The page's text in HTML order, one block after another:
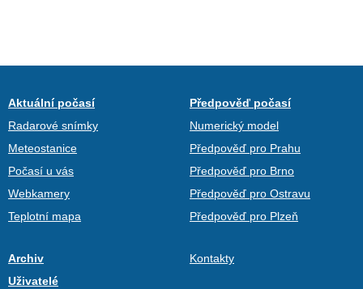
Aktuální počasí
Radarové snímky
Meteostanice
Počasí u vás
Webkamery
Teplotní mapa
Předpověď počasí
Numerický model
Předpověď pro Prahu
Předpověď pro Brno
Předpověď pro Ostravu
Předpověď pro Plzeň
Archiv
Uživatelé
Kontakty